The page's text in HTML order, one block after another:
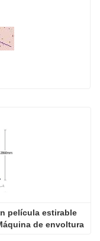
película estirable
de envoltura